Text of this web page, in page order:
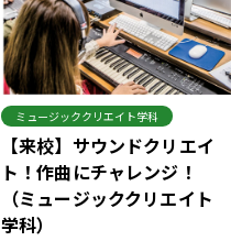
ミュージッククリエイト学科
【来校】サウンドクリエイ
ト！作曲にチャレンジ！
（ミュージッククリエイト
学科）